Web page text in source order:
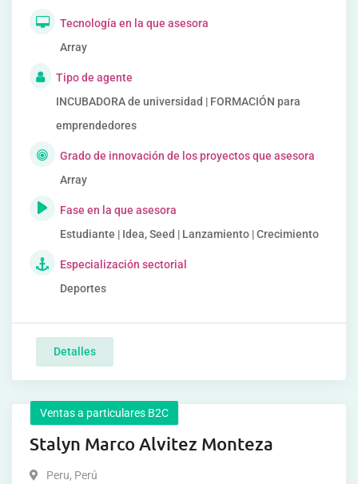
Tecnología en la que asesora
Array
Tipo de agente
INCUBADORA de universidad | FORMACIÓN para
emprendedores
Grado de innovación de los proyectos que asesora
Array
Fase en la que asesora
Estudiante | Idea, Seed | Lanzamiento | Crecimiento
Especialización sectorial
Deportes
Detalles
Ventas a particulares B2C
Stalyn Marco Alvitez Monteza
Peru, Perú